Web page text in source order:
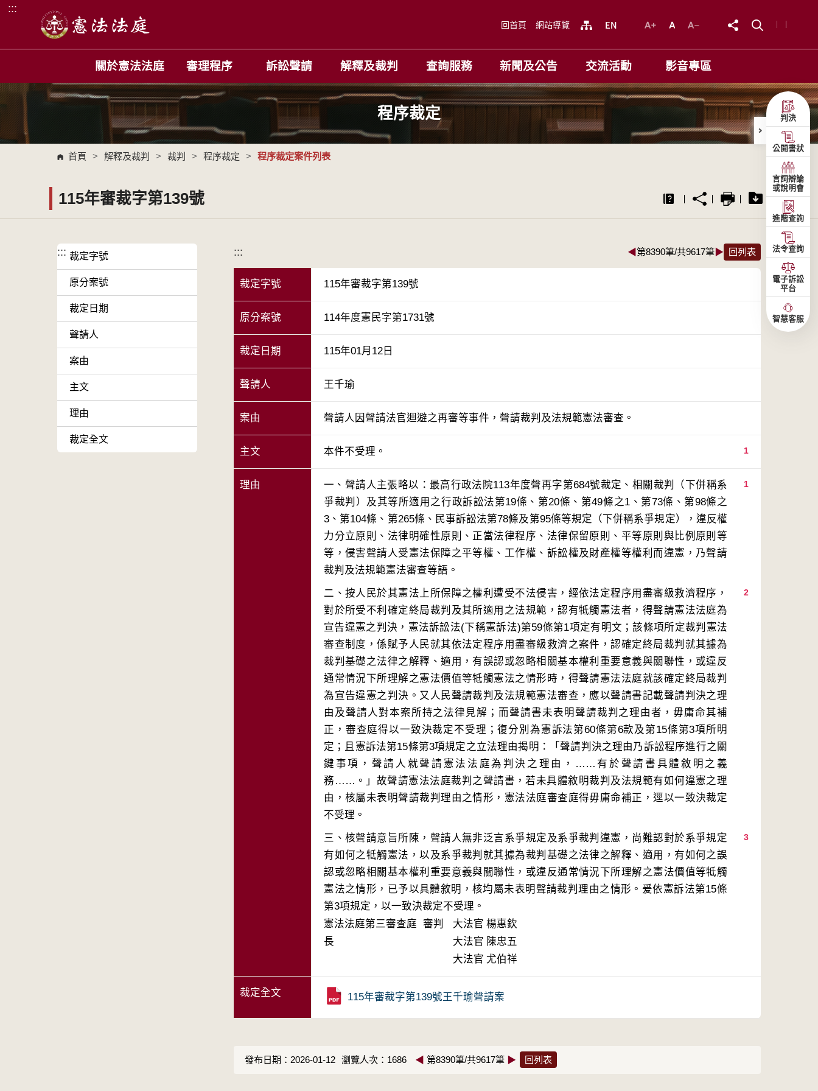
跳到主要內容區塊
:::
回首頁 網站導覽
關於憲法法庭 審理程序 訴訟聲請 解釋及裁判 查詢服務 新聞及公告 交流活動 影音專區
程序裁定
首頁 > 解釋及裁判 > 裁判 > 程序裁定 > 程序裁定案件列表
115年審裁字第139號
::: 裁定字號
原分案號
裁定日期
聲請人
案由
主文
理由
裁定全文
::: ◀第8390筆/共9617筆▶ 回列表
裁定字號 115年審裁字第139號
原分案號 114年度憲民字第1731號
裁定日期 115年01月12日
聲請人 王千瑜
案由 聲請人因聲請法官迴避之再審等事件，聲請裁判及法規範憲法審查。
主文 1
本件不受理。
理由 1
一、聲請人主張略以：最高行政法院113年度聲再字第684號裁定、相關裁判（下併稱系
爭裁判）及其等所適用之行政訴訟法第19條、第20條、第49條之1、第73條、第98條之
3、第104條、第265條、民事訴訟法第78條及第95條等規定（下併稱系爭規定），違反權
力分立原則、法律明確性原則、正當法律程序、法律保留原則、平等原則與比例原則等
等，侵害聲請人受憲法保障之平等權、工作權、訴訟權及財產權等權利而違憲，乃聲請
2
二、按人民於其憲法上所保障之權利遭受不法侵害，經依法定程序用盡審級救濟程序，
對於所受不利確定終局裁判及其所適用之法規範，認有牴觸憲法者，得聲請憲法法庭為
宣告違憲之判決，憲法訴訟法(下稱憲訴法)第59條第1項定有明文；該條項所定裁判憲法
審查制度，係賦予人民就其依法定程序用盡審級救濟之案件，認確定終局裁判就其據為
裁判基礎之法律之解釋、適用，有誤認或忽略相關基本權利重要意義與關聯性，或違反
通常情況下所理解之憲法價值等牴觸憲法之情形時，得聲請憲法法庭就該確定終局裁判
為宣告違憲之判決。又人民聲請裁判及法規範憲法審查，應以聲請書記載聲請判決之理
由及聲請人對本案所持之法律見解；而聲請書未表明聲請裁判之理由者，毋庸命其補
正，審查庭得以一致決裁定不受理；復分別為憲訴法第60條第6款及第15條第3項所明
定；且憲訴法第15條第3項規定之立法理由揭明：「聲請判決之理由乃訴訟程序進行之關
鍵事項，聲請人就聲請憲法法庭為判決之理由，……有於聲請書具體敘明之義
務……。」故聲請憲法法庭裁判之聲請書，若未具體敘明裁判及法規範有如何違憲之理
由，核屬未表明聲請裁判理由之情形，憲法法庭審查庭得毋庸命補正，逕以一致決裁定
3
三、核聲請意旨所陳，聲請人無非泛言系爭規定及系爭裁判違憲，尚難認對於系爭規定
有如何之牴觸憲法，以及系爭裁判就其據為裁判基礎之法律之解釋、適用，有如何之誤
認或忽略相關基本權利重要意義與關聯性，或違反通常情況下所理解之憲法價值等牴觸
憲法之情形，已予以具體敘明，核均屬未表明聲請裁判理由之情形。爰依憲訴法第15條
第3項規定，以一致決裁定不受理。
憲法法庭第三審查庭 審判
長
大法官 楊惠欽
大法官 陳忠五
大法官 尤伯祥
裁定全文 115年審裁字第139號王千瑜聲請案
發布日期：2026-01-12 瀏覽人次：1686 ◀ 第8390筆/共9617筆 ▶ 回列表
判決
公開書狀
言詞辯論
或說明會
進階查詢
法令查詢
電子訴訟
平台
智慧客服